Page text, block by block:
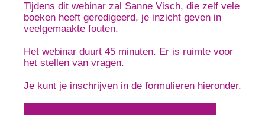
Tijdens dit webinar zal Sanne Visch, die zelf vele
boeken heeft geredigeerd, je inzicht geven in
veelgemaakte fouten.
Het webinar duurt 45 minuten. Er is ruimte voor
het stellen van vragen.
Je kunt je inschrijven in de formulieren hieronder.